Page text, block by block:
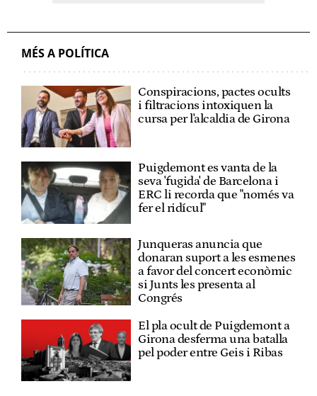
MÉS A POLÍTICA
Conspiracions, pactes ocults
i filtracions intoxiquen la
cursa per l'alcaldia de Girona
Puigdemont es vanta de la
seva 'fugida' de Barcelona i
ERC li recorda que "només va
fer el ridícul"
Junqueras anuncia que
donaran suport a les esmenes
a favor del concert econòmic
si Junts les presenta al
Congrés
El pla ocult de Puigdemont a
Girona desferma una batalla
pel poder entre Geis i Ribas